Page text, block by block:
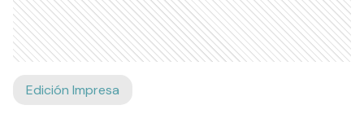
Edición Impresa